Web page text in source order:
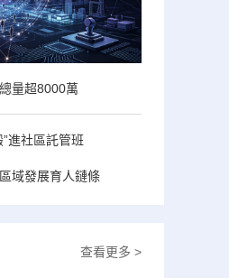
量超8000萬
進社區託管班
域發展育人鏈條
查看更多 >